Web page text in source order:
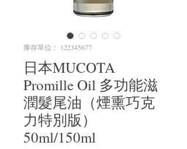
庫存單位： 122345677
日本MUCOTA
Promille Oil 多功能滋
潤髮尾油（煙熏巧克
力特別版）
50ml/150ml